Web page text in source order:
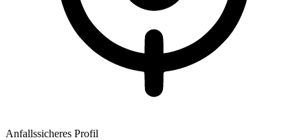
Anfallssicheres Profil